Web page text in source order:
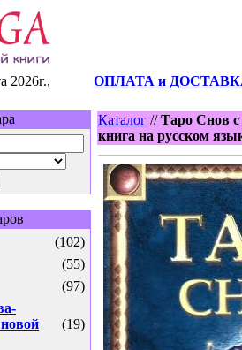
2026г.,
ОПЛАТА и
(102)
(55)
(97)
(19)
Каталог //Таро Снов
книга на русском